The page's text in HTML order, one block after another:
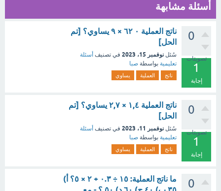
أسئلة مشابهة
0
تصويتات
1
إجابة
ناتج العملية ٠ ٦٢ × ٩ يساوي؟ [تم
الحل]
سُئل نوفمبر 15، 2023 في تصنيف أسئلة
تعليمية بواسطة صبا
ناتج العملية يساوي
0
تصويتات
1
إجابة
ناتج العملية ١,٤ × ٢,٧ يساوي؟ [تم
الحل]
سُئل نوفمبر 11، 2023 في تصنيف أسئلة
تعليمية بواسطة صبا
ناتج العملية يساوي
0
ما ناتج العملية: ١٥ ÷ ٠.٣ + ٢ × ٥؟ أ)